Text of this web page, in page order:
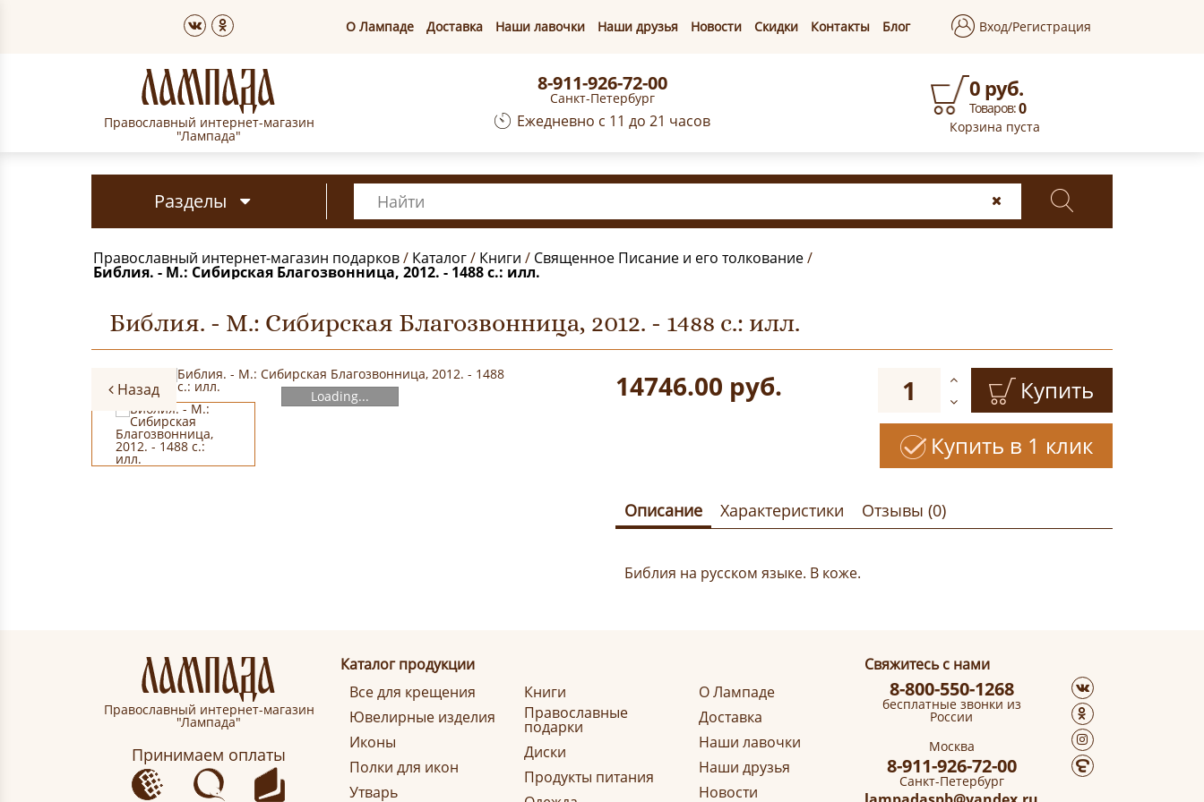
О Лампаде Доставка Наши лавочки Наши друзья Новости Скидки Контакты Блог Вход/Регистрация
Православный интернет-магазин
"Лампада"
8-911-926-72-00
Санкт-Петербург
Ежедневно с 11 до 21 часов
0 руб.
Товаров:0
Корзина пуста
Разделы
Православный интернет-магазин подарков/ Каталог/ Книги / Священное Писание и его толкование/
Библия. - М.: Сибирская Благозвонница, 2012. - 1488 с.: илл.
Библия. - М.: Сибирская Благозвонница, 2012. - 1488 с.: илл.
Loading...
Назад 14746.00 руб.
Купить
Купить в 1 клик
Описание Характеристики Отзывы (0)
Библия на русском языке. В коже.
Православный интернет-магазин
"Лампада"
Принимаем оплаты
Каталог продукции
Все для крещения
Ювелирные изделия
Иконы
Полки для икон
Утварь
Книги
Православные
подарки
Диски
Продукты питания
О Лампаде
Доставка
Наши лавочки
Наши друзья
Новости
Свяжитесь с нами
8-800-550-1268
бесплатные звонки из
России
Москва
8-911-926-72-00
Санкт-Петербург